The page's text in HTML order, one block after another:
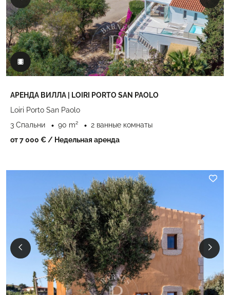
АРЕНДА ВИЛЛА | LOIRI PORTO SAN PAOLO
Loiri Porto San Paolo
3 Спальни
90 m²
2 ванные комнаты
от 7 000 € / Недельная аренда